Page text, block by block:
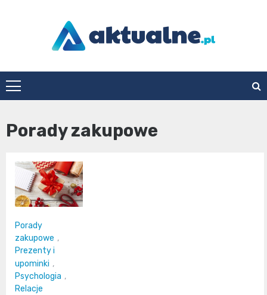
aktualne.pl
Porady zakupowe
Porady
zakupowe ,
Prezenty i
upominki ,
Psychologia ,
Relacje